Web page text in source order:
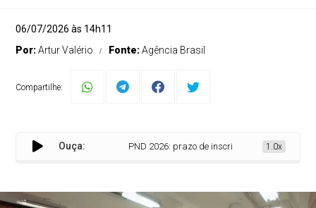
06/07/2026 às 14h11
Por:Artur Valério Fonte:Agência Brasil
Compartilhe:
Ouça: PND 2026: prazo de inscrição é prorrogado até
1.0x